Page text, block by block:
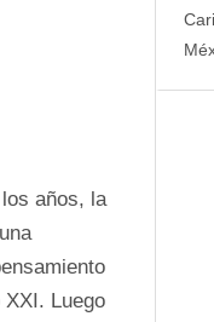
años, la
Luego